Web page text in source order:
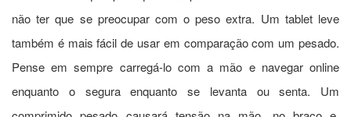
não ter que se preocupar com o peso extra. Um tablet leve
também é mais fácil de usar em comparação com um pesado.
Pense em sempre carregá-lo com a mão e navegar online
enquanto o segura enquanto se levanta ou senta. Um